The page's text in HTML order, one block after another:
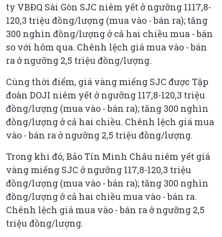
ty VBĐQ Sài Gòn SJC niêm yết ở ngưỡng 1117,8-
120,3 triệu đồng/lượng (mua vào - bán ra); tăng
300 nghìn đồng/lượng ở cả hai chiều mua - bán
so với hôm qua. Chênh lệch giá mua vào - bán
ra ở ngưỡng 2,5 triệu đồng/lượng.
Cùng thời điểm, giá vàng miếng SJC được Tập
đoàn DOJI niêm yết ở ngưỡng 117,8-120,3 triệu
đồng/lượng (mua vào - bán ra); tăng 300 nghìn
đồng/lượng ở cả hai chiều. Chênh lệch giá mua
vào - bán ra ở ngưỡng 2,5 triệu đồng/lượng.
Trong khi đó, Bảo Tín Minh Châu niêm yết giá
vàng miếng SJC ở ngưỡng 117,8-120,3 triệu
đồng/lượng (mua vào - bán ra); tăng 300 nghìn
đồng/lượng ở cả hai chiều mua vào - bán ra.
Chênh lệch giá mua vào - bán ra ở ngưỡng 2,5
triệu đồng/lượng.